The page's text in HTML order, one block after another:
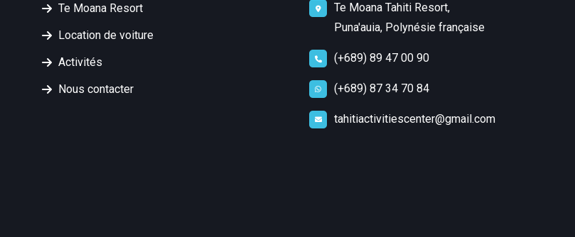
Te Moana Resort
Location de voiture
Activités
Nous contacter
Te Moana Tahiti Resort,
Puna'auia, Polynésie française
(+689) 89 47 00 90
(+689) 87 34 70 84
tahitiactivitiescenter@gmail.com